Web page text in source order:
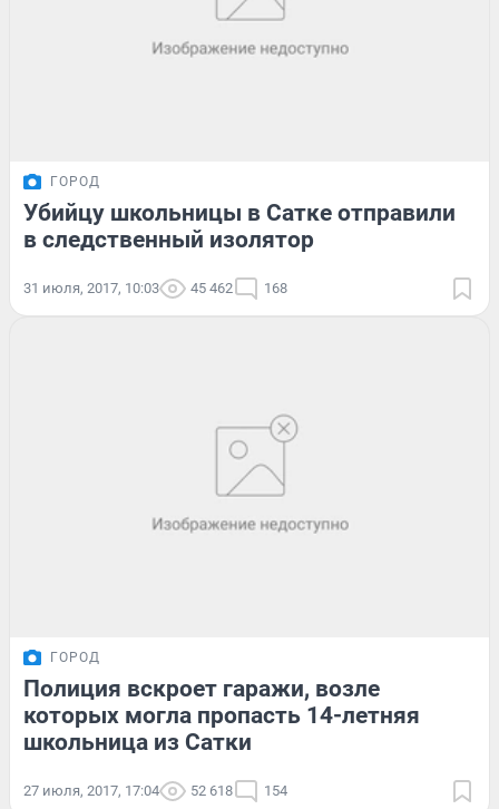
ГОРОД
Убийцу школьницы в Сатке отправили
в следственный изолятор
31 июля, 2017, 10:03 45 462 168
ГОРОД
Полиция вскроет гаражи, возле
которых могла пропасть 14-летняя
школьница из Сатки
27 июля, 2017, 17:04 52 618 154